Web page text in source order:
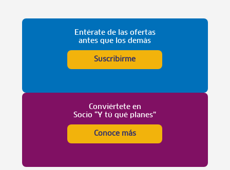
Entérate de las ofertas
antes que los demás
Suscribirme
Conviértete en
Socio “Y tú qué planes”
Conoce más